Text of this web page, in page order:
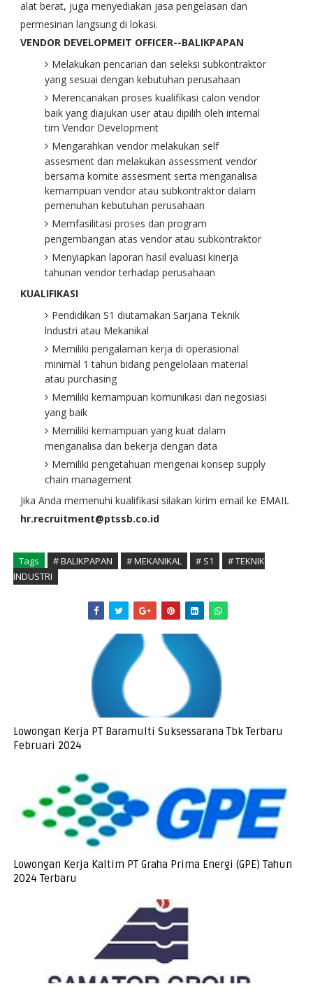
alat berat, juga menyediakan jasa pengelasan dan
permesinan langsung di lokasi.
VENDOR DEVELOPMEIT OFFICER--BALIKPAPAN
Melakukan pencarian dan seleksi subkontraktor
yang sesuai dengan kebutuhan perusahaan
Merencanakan proses kualifikasi calon vendor
baik yang diajukan user atau dipilih oleh internal
tim Vendor Development
Mengarahkan vendor melakukan self
assesment dan melakukan assessment vendor
bersama komite assesment serta menganalisa
kemampuan vendor atau subkontraktor dalam
pemenuhan kebutuhan perusahaan
Memfasilitasi proses dan program
pengembangan atas vendor atau subkontraktor
Menyiapkan laporan hasil evaluasi kinerja
tahunan vendor terhadap perusahaan
KUALIFIKASI
Pendidikan S1 diutamakan Sarjana Teknik
lndustri atau Mekanikal
Memiliki pengalaman kerja di operasional
minimal 1 tahun bidang pengelolaan material
atau purchasing
Memiliki kemampuan komunikasi dan negosiasi
yang baik
Memiliki kemampuan yang kuat dalam
menganalisa dan bekerja dengan data
Memiliki pengetahuan mengenai konsep supply
chain management
Jika Anda memenuhi kualifikasi silakan kirim email ke EMAIL
hr.recruitment@ptssb.co.id
Tags # BALIKPAPAN # MEKANIKAL # S1
# TEKNIK
INDUSTRI
Lowongan Kerja PT Baramulti Suksessarana Tbk Terbaru
Februari 2024
Lowongan Kerja Kaltim PT Graha Prima Energi (GPE) Tahun
2024 Terbaru